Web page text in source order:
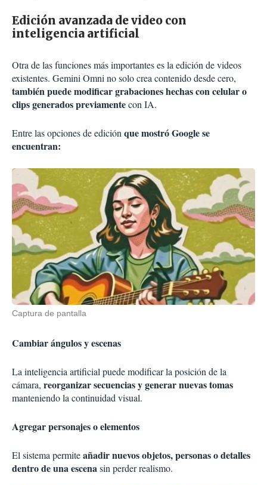
Edición avanzada de video con
inteligencia artificial
Otra de las funciones más importantes es la edición de videos
existentes. Gemini Omni no solo crea contenido desde cero,
también puede modificar grabaciones hechas con celular o
clips generados previamentecon IA.
Entre las opciones de ediciónque mostró Google se
encuentran:
Captura de pantalla
Cambiar ángulos y escenas
La inteligencia artificial puede modificar la posición de la
cámara, reorganizar secuencias y generar nuevas tomas
manteniendo la continuidad visual.
Agregar personajes o elementos
El sistema permiteañadir nuevos objetos, personas o detalles
dentro de una escenasin perder realismo.